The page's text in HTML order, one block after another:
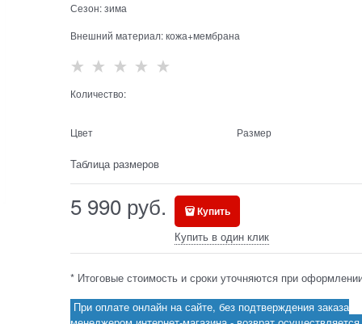
Сезон:зима
Внешний материал:кожа+мембрана
Количество:
Цвет Размер
Таблица размеров
5 990 руб. Купить
Купить в один клик
* Итоговые стоимость и сроки уточняются при
При оплате онлайн на сайте, без подтверждения заказа